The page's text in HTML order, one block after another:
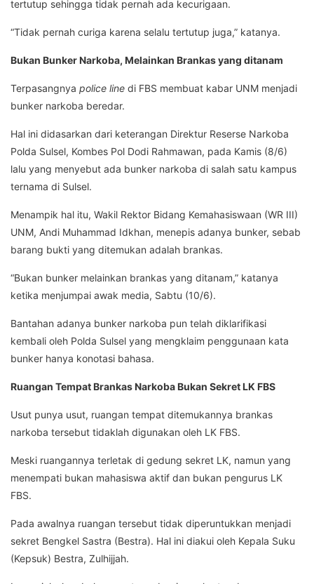
tertutup sehingga tidak pernah ada kecurigaan.
“Tidak pernah curiga karena selalu tertutup juga,” katanya.
Bukan Bunker Narkoba, Melainkan Brankas yang ditanam
Terpasangnya police line di FBS membuat kabar UNM menjadi
bunker narkoba beredar.
Hal ini didasarkan dari keterangan Direktur Reserse Narkoba
Polda Sulsel, Kombes Pol Dodi Rahmawan, pada Kamis (8/6)
lalu yang menyebut ada bunker narkoba di salah satu kampus
ternama di Sulsel.
Menampik hal itu, Wakil Rektor Bidang Kemahasiswaan (WR III)
UNM, Andi Muhammad Idkhan, menepis adanya bunker, sebab
barang bukti yang ditemukan adalah brankas.
“Bukan bunker melainkan brankas yang ditanam,” katanya
ketika menjumpai awak media, Sabtu (10/6).
Bantahan adanya bunker narkoba pun telah diklarifikasi
kembali oleh Polda Sulsel yang mengklaim penggunaan kata
bunker hanya konotasi bahasa.
Ruangan Tempat Brankas Narkoba Bukan Sekret LK FBS
Usut punya usut, ruangan tempat ditemukannya brankas
narkoba tersebut tidaklah digunakan oleh LK FBS.
Meski ruangannya terletak di gedung sekret LK, namun yang
menempati bukan mahasiswa aktif dan bukan pengurus LK
FBS.
Pada awalnya ruangan tersebut tidak diperuntukkan menjadi
sekret Bengkel Sastra (Bestra). Hal ini diakui oleh Kepala Suku
(Kepsuk) Bestra, Zulhijjah.